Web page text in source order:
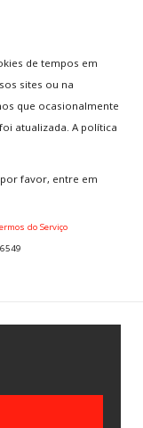
de tempos em
sites ou na
que ocasionalmente
atualizada. A política
favor, entre em
do Serviço